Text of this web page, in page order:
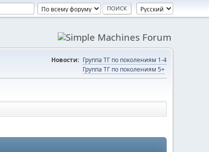
Новости: Группа ТГ по поколениям 1-4
Группа ТГ по поколениям 5+